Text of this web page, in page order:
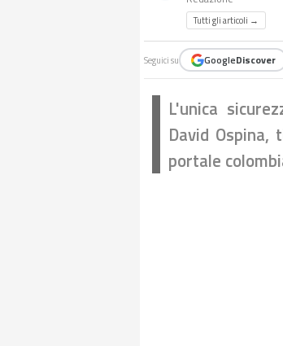
Tutti gli articoli →
Seguici su GoogleDiscover
L'unica
David
portale